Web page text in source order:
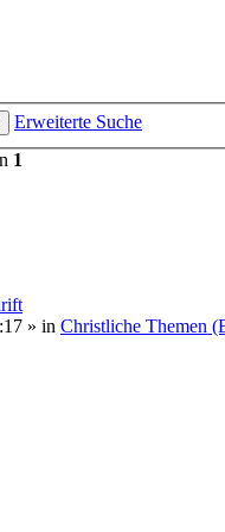
Erweiterte Suche
1
» in Christliche Themen